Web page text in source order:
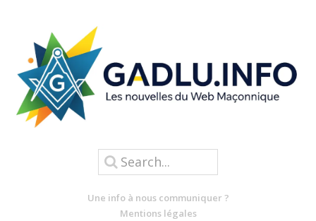
Une info à nous communiquer ?
Mentions légales